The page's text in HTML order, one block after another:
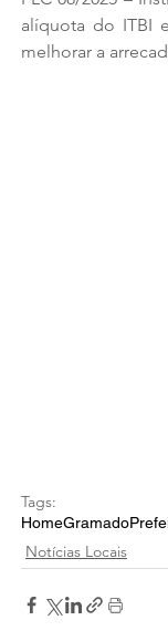
alíquota do ITBI
melhorar a
Tags:
HomeGramado
Notícias Locais